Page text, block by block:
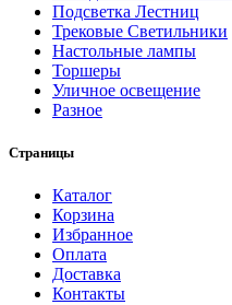
Подсветка Лестниц
Трековые Светильники
Настольные лампы
Торшеры
Уличное освещение
Разное
Страницы
Каталог
Корзина
Избранное
Оплата
Доставка
Контакты